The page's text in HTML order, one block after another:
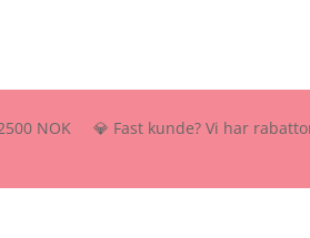
NOK 💎 Fast kunde? Vi har